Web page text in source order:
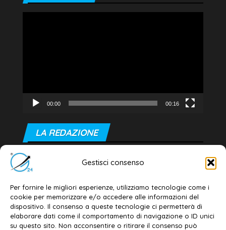
Gestisci consenso
Per fornire le migliori esperienze, utilizziamo tecnologie come i
cookie per memorizzare e/o accedere alle informazioni del
dispositivo. Il consenso a queste tecnologie ci permetterà di
elaborare dati come il comportamento di navigazione o ID unici
su questo sito. Non acconsentire o ritirare il consenso può
00:00 00:16
LA REDAZIONE
Editore e direttore responsabile:
Dott. Daniele G. Masciullo
Email: redazione@galatina24.it
Contatti –Disclaimer
Privacy policy –Cookie policy